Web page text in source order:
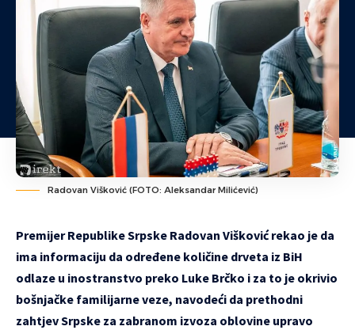
Radovan Višković (FOTO: Aleksandar Milićević)
Premijer Republike Srpske Radovan Višković rekao je da
ima informaciju da određene količine drveta iz BiH
odlaze u inostranstvo preko Luke Brčko i za to je okrivio
bošnjačke familijarne veze, navodeći da prethodni
zahtjev Srpske za zabranom izvoza oblovine upravo